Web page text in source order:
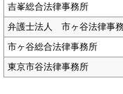
吉峯総合法律事務所
弁護士法人 市ヶ谷法律事
市ヶ谷総合法律事務所
東京市谷法律事務所